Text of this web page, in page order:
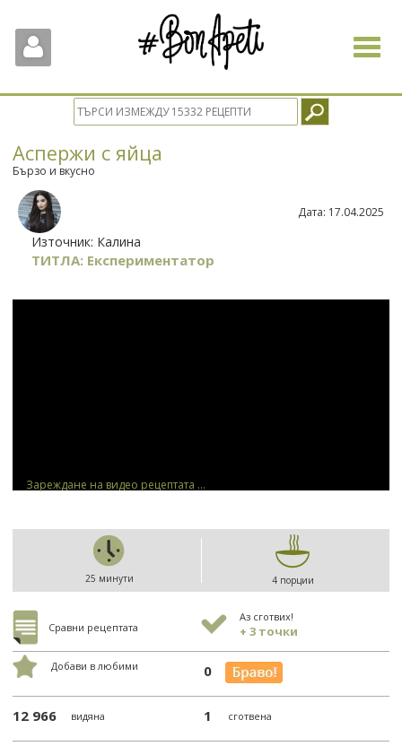
Toggle
Аспержи с яйца
Бързо и вкусно
Източник: Калина
ТИТЛА: Експериментатор
Дата: 17.04.2025
Зареждане на видео рецептата ...
25 минути 4 порции
Сравни рецептата
Аз сготвих!
+ 3 точки
Добави в любими 0
12 966 видяна 1 сготвена